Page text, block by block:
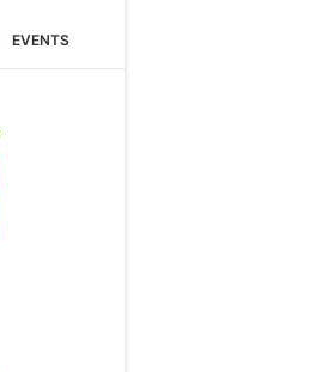
EVENTS